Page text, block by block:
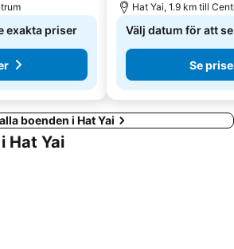
exakta priser
Hat Yai, 1.9 km till
Välj datum för att
Se
boenden i Hat Yai
Hat Yai